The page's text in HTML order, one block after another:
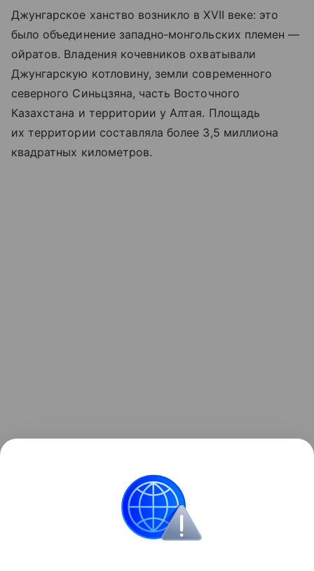
Джунгарское ханство возникло в XVII веке: это
было объединение западно‑монгольских племен —
ойратов. Владения кочевников охватывали
Джунгарскую котловину, земли современного
северного Синьцзяна, часть Восточного
Казахстана и территории у Алтая. Площадь
их территории составляла более 3,5 миллиона
квадратных километров.